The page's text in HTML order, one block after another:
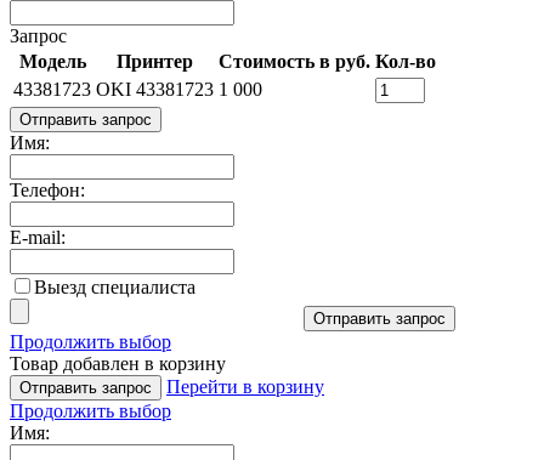
Запрос
Модель
Принтер Стоимость в руб. Кол-во
43381723 OKI 43381723 1 000
Отправить запрос
Имя:
Телефон:
E-mail:
Выезд специалиста
Отправить запрос
Продолжить выбор
Товар добавлен в корзину
Отправить запрос
Перейти в корзину
Продолжить выбор
Имя: